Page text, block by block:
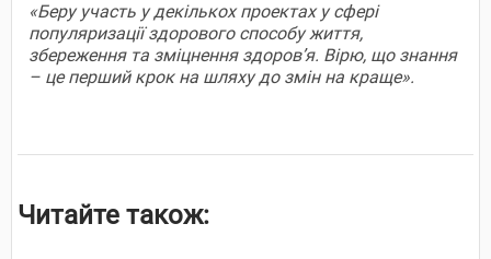
«Беру участь у декількох проектах у сфері
популяризації здорового способу життя,
збереження та зміцнення здоров’я. Вірю, що знання
– це перший крок на шляху до змін на краще».
Читайте також: